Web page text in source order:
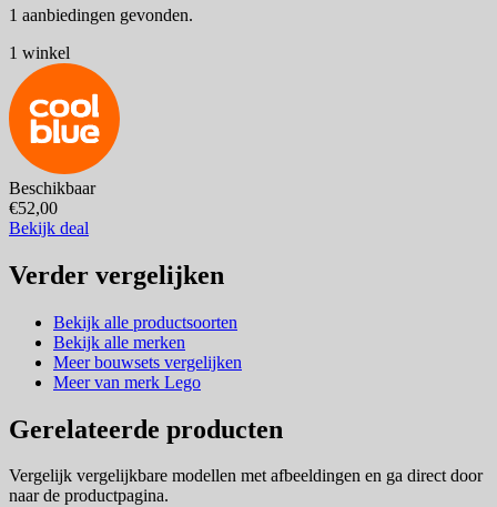
1 aanbiedingen gevonden.
1 winkel
Beschikbaar
€52,00
Bekijk deal
Verder vergelijken
Bekijk alle productsoorten
Bekijk alle merken
Meer bouwsets vergelijken
Meer van merk Lego
Gerelateerde producten
Vergelijk vergelijkbare modellen met afbeeldingen en ga direct door
naar de productpagina.